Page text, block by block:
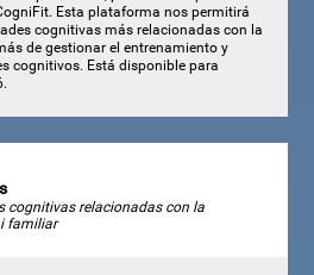
Esta plataforma nos permitirá
cognitivas más relacionadas con la
de gestionar el entrenamiento y
cognitivos. Está disponible para
cognitivas relacionadas con la
familiar